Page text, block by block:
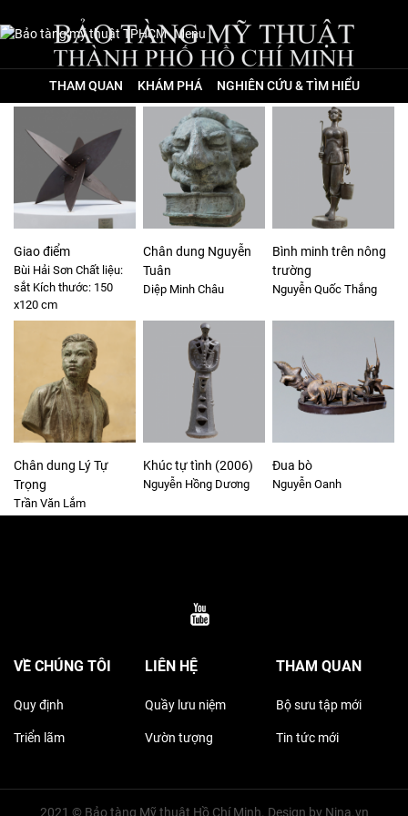
Menu
THAM QUAN KHÁM PHÁ NGHIÊN CỨU & TÌM HIỂU
Giao điểm
Bùi Hải Sơn Chất liệu:
sắt Kích thước: 150
x120 cm
Chân dung Nguyễn
Tuân
Diệp Minh Châu
Bình minh trên nông
trường
Nguyễn Quốc Thắng
Chân dung Lý Tự
Trọng
Trần Văn Lắm
Khúc tự tình (2006)
Nguyễn Hồng Dương
Đua bò
Nguyễn Oanh
VỀ CHÚNG TÔI
Quy định
Triển lãm
LIÊN HỆ
Quầy lưu niệm
Vườn tượng
THAM QUAN
Bộ sưu tập mới
Tin tức mới
2021 © Bảo tàng Mỹ thuật Hồ Chí Minh. Design by Nina.vn